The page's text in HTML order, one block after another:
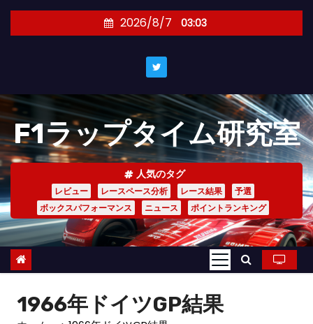
キ
ッ
プ
2026/8/7 03:03
F1ラップタイム研究室
人気のタグ
レビュー レースペース分析 レース結果
予選
ボックスパフォーマンス
ニュース ポイントランキング
1966年ドイツGP結果